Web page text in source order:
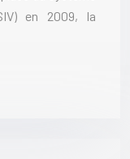
en 2009, la